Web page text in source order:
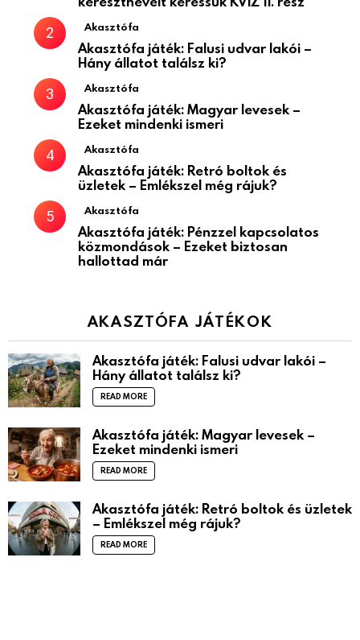
Akasztófa
Akasztófa játék: Falusi udvar lakói –
Hány állatot találsz ki?
Akasztófa
Akasztófa játék: Magyar levesek –
Ezeket mindenki ismeri
Akasztófa
Akasztófa játék: Retró boltok és
üzletek – Emlékszel még rájuk?
Akasztófa
Akasztófa játék: Pénzzel kapcsolatos
közmondások – Ezeket biztosan
hallottad már
AKASZTÓFA JÁTÉKOK
Akasztófa játék: Falusi udvar lakói –
Hány állatot találsz ki?
READ MORE
Akasztófa játék: Magyar levesek –
Ezeket mindenki ismeri
READ MORE
Akasztófa játék: Retró boltok és üzletek
– Emlékszel még rájuk?
READ MORE